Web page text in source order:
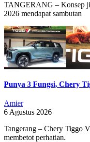
TANGERANG – Konsep
2026 mendapat sambutan
Punya 3 Fungsi, Chery
Amier
6 Agustus 2026
Tangerang – Chery Tiggo
membetot perhatian.